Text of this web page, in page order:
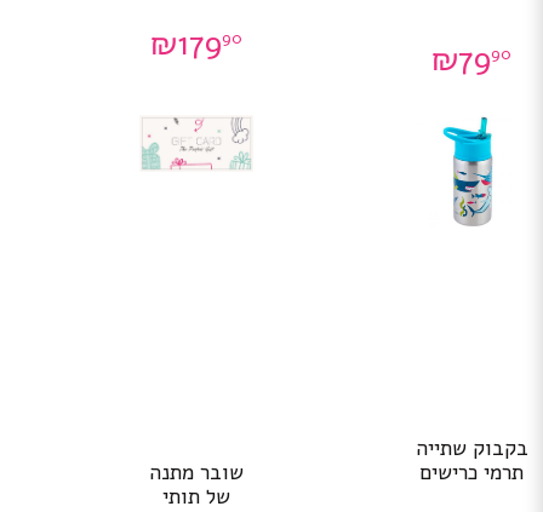
₪7990
₪17990
בקבוק שתייה
תרמי כרישים
שובר מתנה
של תותי